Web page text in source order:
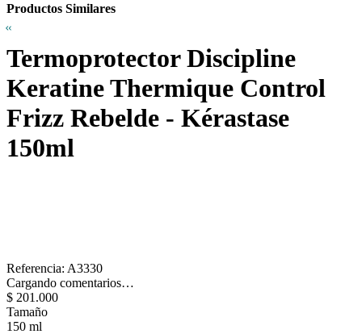
Productos Similares
Termoprotector Discipline
Keratine Thermique Control
Frizz Rebelde - Kérastase
150ml
Referencia: A3330
Cargando comentarios…
$ 201 .000
Tamaño
150 ml